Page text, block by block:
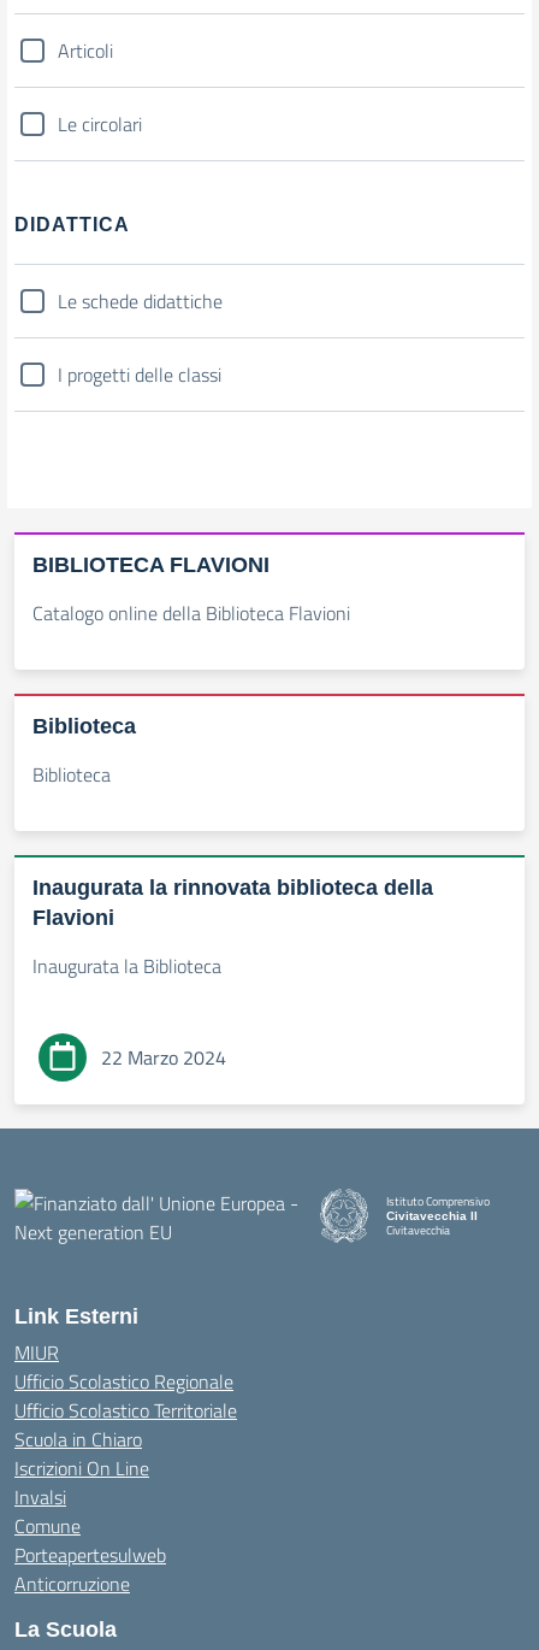
Articoli
Le circolari
DIDATTICA
Le schede didattiche
I progetti delle classi
BIBLIOTECA FLAVIONI
Catalogo online della Biblioteca Flavioni
Biblioteca
Biblioteca
Inaugurata la rinnovata biblioteca della
Flavioni
Inaugurata la Biblioteca
22 Marzo 2024
Istituto Comprensivo
Civitavecchia II
Civitavecchia
Link Esterni
MIUR
Ufficio Scolastico Regionale
Ufficio Scolastico Territoriale
Scuola in Chiaro
Iscrizioni On Line
Invalsi
Comune
Porteapertesulweb
Anticorruzione
La Scuola